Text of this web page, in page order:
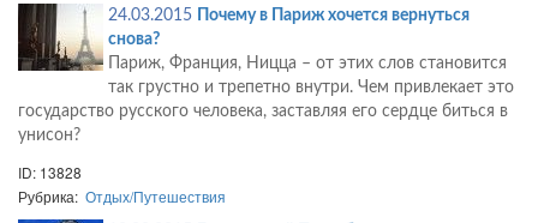
24.03.2015
Почему в Париж хочется вернуться
снова?
Париж, Франция, Ницца – от этих слов становится
так грустно и трепетно внутри. Чем привлекает это
государство русского человека, заставляя его сердце биться в
унисон?
ID: 13828
Рубрика: Отдых/Путешествия